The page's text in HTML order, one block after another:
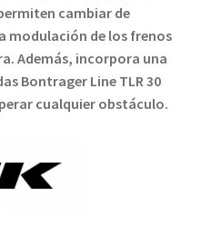
cambiar de
modulación de los frenos
Además, incorpora una
Bontrager Line TLR 30
cualquier obstáculo.